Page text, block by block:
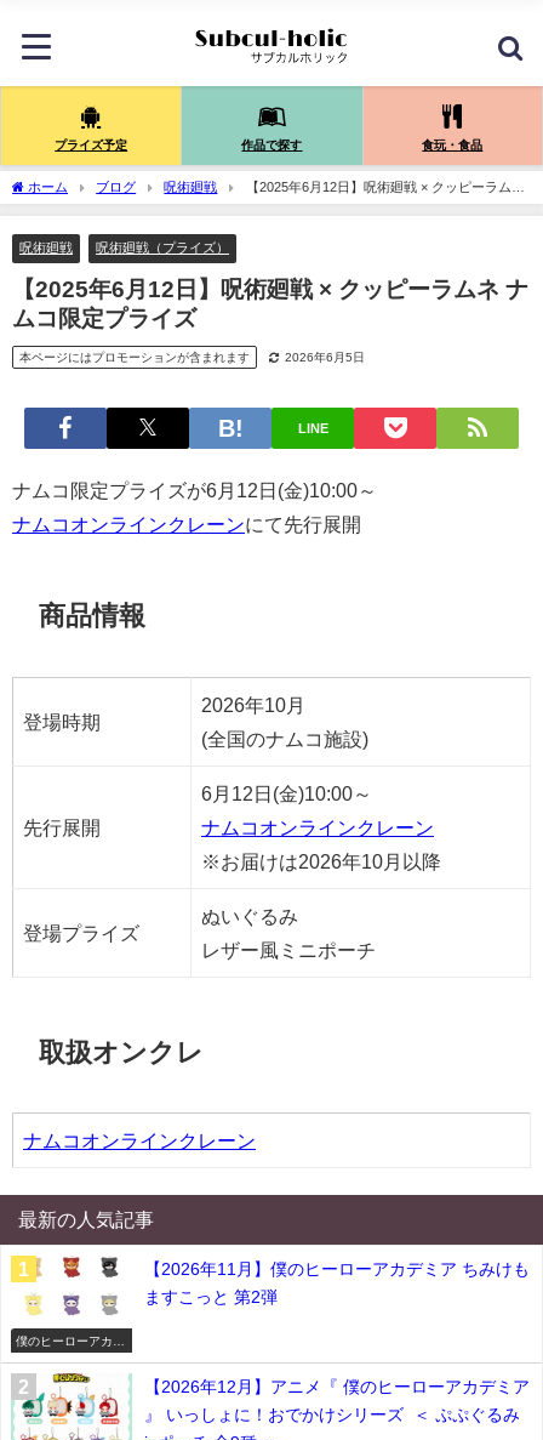
プライズ予定 作品で探す 食玩・食品
ホーム ブログ 呪術廻戦
【2025年6月12日】呪術廻戦 × クッピーラムネ
ナムコ限定プライズ
呪術廻戦 呪術廻戦（プライズ）
【2025年6月12日】呪術廻戦 × クッピーラムネ ナ
ムコ限定プライズ
本ページにはプロモーションが含まれます 2026年6月5日
LINE
ナムコ限定プライズが6月12日(金)10:00～
ナムコオンラインクレーンにて先行展開
商品情報
登場時期
2026年10月
(全国のナムコ施設)
先行展開
6月12日(金)10:00～
ナムコオンラインクレーン
※お届けは2026年10月以降
登場プライズ
ぬいぐるみ
レザー風ミニポーチ
取扱オンクレ
ナムコオンラインクレーン
最新の人気記事
僕のヒーローアカデ
ミア
【2026年11月】僕のヒーローアカデミア ちみけも
ますこっと 第2弾
【2026年12月】アニメ『 僕のヒーローアカデミア
』 いっしょに！おでかけシリーズ ＜ ぷぷぐるみ